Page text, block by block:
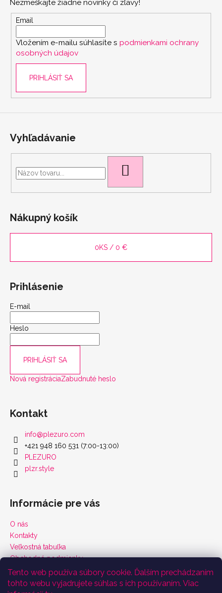
Tento web používa súbory cookie. Ďalším prechádzaním
tohto webu vyjadrujete súhlas s ich používaním. Viac
Nezmeškajte žiadne novinky či zľavy!
Email
Vložením e-mailu súhlasíte s podmienkami ochrany
osobných údajov
PRIHLÁSIŤ SA
Vyhľadávanie
Nákupný košík
0KS / 0 €
Prihlásenie
E-mail
Heslo
PRIHLÁSIŤ SA
Nová registráciaZabudnuté heslo
Kontakt
info@plezuro.com
+421 948 160 531 (7:00-13:00)
PLEZURO
plzr.style
Informácie pre vás
O nás
Kontakty
Veľkostná tabuľka
Obchodné podmienky
Vrátenie tovaru a reklamácie
Podmienky ochrany osobných údajov